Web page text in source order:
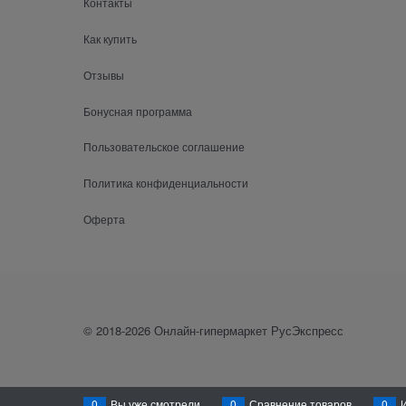
Как купить
Отзывы
Бонусная программа
Пользовательское соглашение
Политика конфиденциальности
Оферта
© 2018-2026 Онлайн-гипермаркет РусЭкспресс